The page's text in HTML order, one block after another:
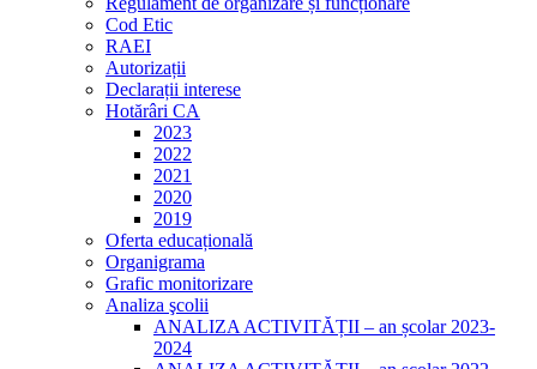
Cod Etic
RAEI
Autorizații
Declarații interese
Hotărâri CA
2023
2022
2021
2020
2019
Oferta educațională
Organigrama
Grafic monitorizare
Analiza şcolii
ANALIZA ACTIVITĂȚII – an școlar 2023-
2024